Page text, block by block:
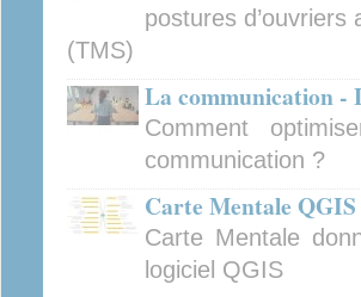
postures
(TMS)
La communication -
Comment
communication ?
Carte Mentale QGIS
Carte Mentale
logiciel QGIS